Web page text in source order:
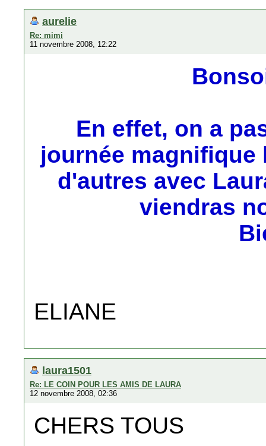
aurelie
Re: mimi
11 novembre 2008, 12:22
En effet, on a
journée magnifique
d'autres avec
viendras
ELIANE
laura1501
Re: LE COIN POUR LES AMIS DE LAURA
12 novembre 2008, 02:36
CHERS TOUS